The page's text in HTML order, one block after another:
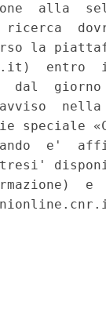
alla
ricerca
la
entro
dal
avviso
speciale
e'